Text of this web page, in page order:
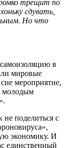
трещит по
сдувать,
Но что
в
мировые
мероприятие,
молодым
поделиться с
экономику. И
единственный